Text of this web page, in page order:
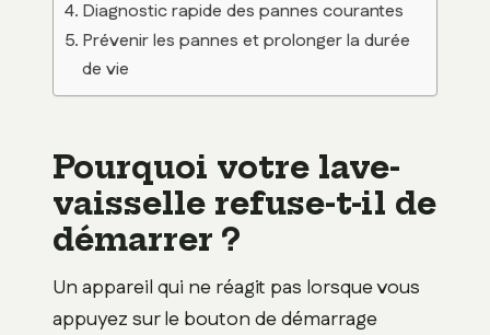
Diagnostic rapide des pannes courantes
Prévenir les pannes et prolonger la durée
de vie
Pourquoi votre lave-
vaisselle refuse-t-il de
démarrer ?
Un appareil qui ne réagit pas lorsque vous
appuyez sur le bouton de démarrage